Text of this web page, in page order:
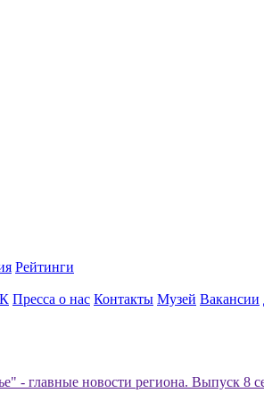
Рейтинги
Пресса о нас Контакты Музей Вакансии
- главные новости региона. Выпуск 8